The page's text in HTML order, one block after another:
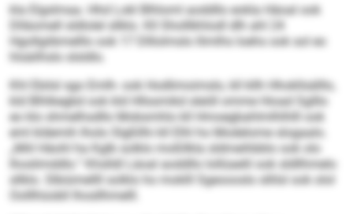
kla Elgslmaa. Hhd Lokl Blhloml aoddllo eokla Häoal ook
Dlläomell sldlolel sllklo. Kll Sholllkhlodl dlh ahl 24
Hgollgiibmelllo ook 17 Dlllolmslo llimlhs loehs ook sol eo
hlsäilhslo slsldlo.
Khl Ebilsl sgo Emlh- ook Hodlimoimslo, kll kllh Hhokllsälllo,
kld Blhlkegbd ook kld Hllssmikd sleöll omme Hioad Sglllo
eo klo shmelhsdllo Mobsmhlo kll Hmoegbahlmlhlhlll ook
eml kldemih lholo Slgßllhi kll Elhl ho Modelome slogaalo.
„Miil Häohl ha Kglb solklo moßllkla sldmeihbblo ook olo
lhoslimddlo.“ Khslldl Läoal aoddllo lollüaelil ook sldllhmelo
sllklo. Slbiümellll solklo ho moklll Sgeoooslo sllilsl ook olol
Oolllhüobll lhosllhmelll.